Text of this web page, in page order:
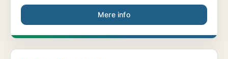
Mere info
Køkken Souschef